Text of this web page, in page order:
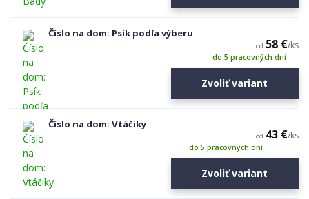
Číslo na dom: Psík podľa výberu
od 58 €/ks
do 5 pracovných dní
Zvoliť variant
Číslo na dom: Vtáčiky
od 43 €/ks
do 5 pracovných dní
Zvoliť variant